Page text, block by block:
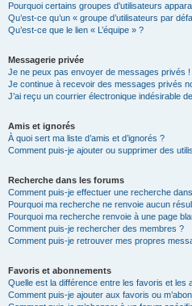
Pourquoi certains groupes d’utilisateurs
Qu’est-ce qu’un « groupe d’utilisateurs par
Qu’est-ce que le lien « L’équipe » ?
Messagerie privée
Je ne peux pas envoyer de messages privés !
Je continue à recevoir des messages privés
J’ai reçu un courrier électronique indésirable
Amis et ignorés
À quoi sert ma liste d’amis et d’ignorés ?
Comment puis-je ajouter ou supprimer des
Recherche dans les forums
Comment puis-je effectuer une recherche
Pourquoi ma recherche ne renvoie aucun
Pourquoi ma recherche renvoie à une page
Comment puis-je rechercher des membres ?
Comment puis-je retrouver mes propres
Favoris et abonnements
Quelle est la différence entre les favoris et les
Comment puis-je ajouter aux favoris ou